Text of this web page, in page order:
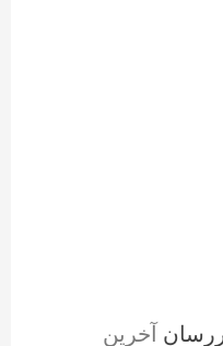
آخرین